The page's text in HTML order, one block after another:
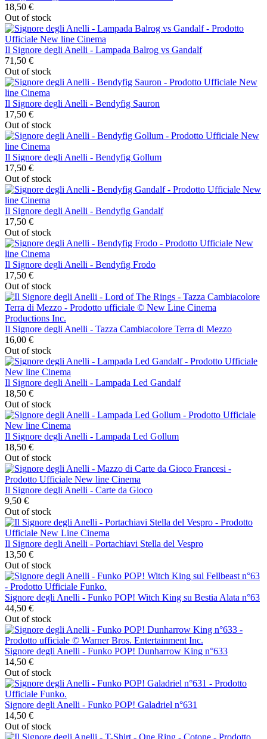
18,50 €
Out of stock
Il Signore degli Anelli - Lampada Balrog vs Gandalf
71,50 €
Out of stock
Il Signore degli Anelli - Bendyfig Sauron
17,50 €
Out of stock
Il Signore degli Anelli - Bendyfig Gollum
17,50 €
Out of stock
Il Signore degli Anelli - Bendyfig Gandalf
17,50 €
Out of stock
Il Signore degli Anelli - Bendyfig Frodo
17,50 €
Out of stock
Il Signore degli Anelli - Tazza Cambiacolore Terra di Mezzo
16,00 €
Out of stock
Il Signore degli Anelli - Lampada Led Gandalf
18,50 €
Out of stock
Il Signore degli Anelli - Lampada Led Gollum
18,50 €
Out of stock
Il Signore degli Anelli - Carte da Gioco
9,50 €
Out of stock
Il Signore degli Anelli - Portachiavi Stella del Vespro
13,50 €
Out of stock
Signore degli Anelli - Funko POP! Witch King su Bestia Alata n°63
44,50 €
Out of stock
Signore degli Anelli - Funko POP! Dunharrow King n°633
14,50 €
Out of stock
Signore degli Anelli - Funko POP! Galadriel n°631
14,50 €
Out of stock